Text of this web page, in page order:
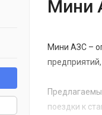
Мини
Мини АЗС –
поездки к